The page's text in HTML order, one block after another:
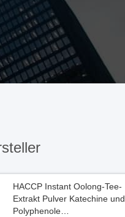
HACCP Instant Oolong-Tee-
Extrakt Pulver Katechine und
Polyphenole